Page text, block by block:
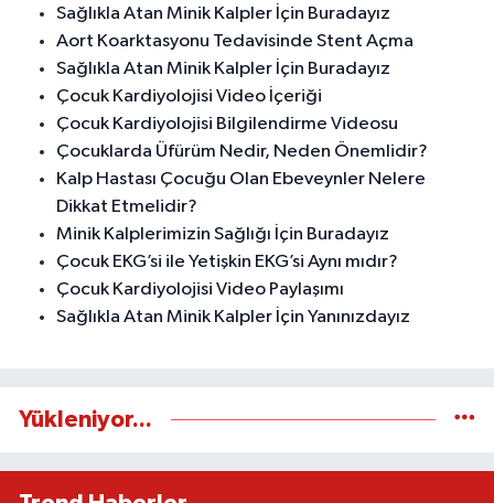
Sağlıkla Atan Minik Kalpler İçin Buradayız
Aort Koarktasyonu Tedavisinde Stent Açma
Sağlıkla Atan Minik Kalpler İçin Buradayız
Çocuk Kardiyolojisi Video İçeriği
Çocuk Kardiyolojisi Bilgilendirme Videosu
Çocuklarda Üfürüm Nedir, Neden Önemlidir?
Kalp Hastası Çocuğu Olan Ebeveynler Nelere
Dikkat Etmelidir?
Minik Kalplerimizin Sağlığı İçin Buradayız
Çocuk EKG’si ile Yetişkin EKG’si Aynı mıdır?
Çocuk Kardiyolojisi Video Paylaşımı
Sağlıkla Atan Minik Kalpler İçin Yanınızdayız
Yükleniyor...